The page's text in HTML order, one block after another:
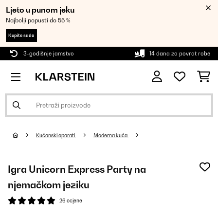
Ljeto u punom jeku
Najbolji popusti do 55 %
Kupite sada
3-godišnje jamstvo 14 dana za povrat robe
Kućanski aparati Moderna kuća
Igra Unicorn Express Party na
njemačkom jeziku
26 ocjene